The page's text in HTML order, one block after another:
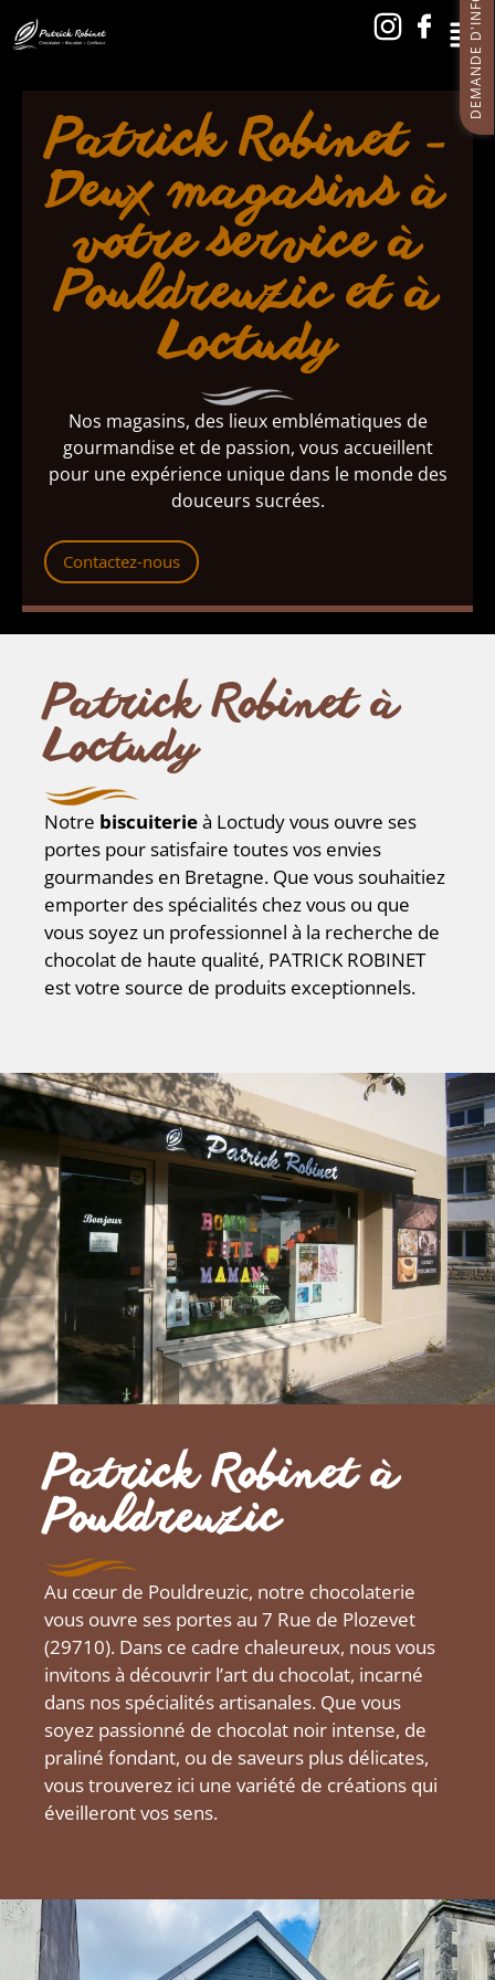
Patrick Robinet -
Deux magasins à
votre service à
Pouldreuzic et à
Loctudy
Nos magasins, des lieux emblématiques de
gourmandise et de passion, vous accueillent
pour une expérience unique dans le monde des
douceurs sucrées.
Contactez-nous
Patrick Robinet à
Loctudy
Notre biscuiterieà Loctudy vous ouvre ses
portes pour satisfaire toutes vos envies
gourmandes en Bretagne. Que vous souhaitiez
emporter des spécialités chez vous ou que
vous soyez un professionnel à la recherche de
chocolat de haute qualité, PATRICK ROBINET
est votre source de produits exceptionnels.
Patrick Robinet à
Pouldreuzic
Au cœur de Pouldreuzic, notre chocolaterie
vous ouvre ses portes au 7 Rue de Plozevet
(29710). Dans ce cadre chaleureux, nous vous
invitons à découvrir l’art du chocolat, incarné
dans nos spécialités artisanales. Que vous
soyez passionné de chocolat noir intense, de
praliné fondant, ou de saveurs plus délicates,
vous trouverez ici une variété de créations qui
éveilleront vos sens.